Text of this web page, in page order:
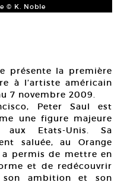
© K. Noble
présente la première
à l’artiste américain
7 novembre 2009.
Peter Saul est
une figure majeure
aux Etats-Unis. Sa
saluée, au Orange
a permis de mettre en
et de redécouvrir
ambition et son